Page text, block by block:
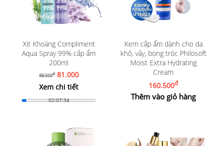
Xịt Khoáng Compliment
Aqua Spray 99% cấp ẩm
200ml
88.500đ81.000
Xem chi tiết
02:07:33
Kem cấp ẩm dành cho da
khô, vảy, bong tróc Philosoft
Moist Extra Hydrating
Cream
160.500đ
Thêm vào giỏ hàng